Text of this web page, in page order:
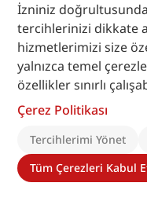
İzniniz
tercihlerinizi dikkate
hizmetlerimizi size
yalnızca temel
özellikler sınırlı
Çerez Politikası
Tercihlerimi Yönet
Tüm Çerezleri Kabul
mâsivâdan temizleyip
birtakım özel bilgilere
Herkesin
buna sahip olan
“hâssü’l-havâs”
Mısrî, Gazzâlî,
İbnü’l-Arabî gibi
ilmi çerçevesinde
sırlarına dayalı